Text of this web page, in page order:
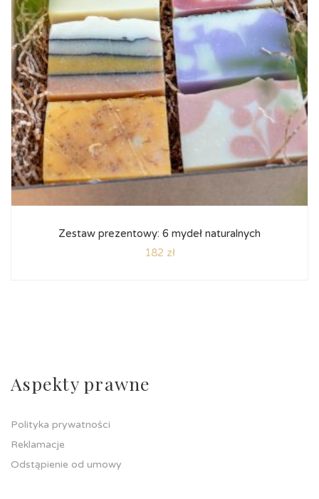
Zestaw prezentowy: 6 mydeł naturalnych
182 zł
Aspekty prawne
Polityka prywatności
Reklamacje
Odstąpienie od umowy